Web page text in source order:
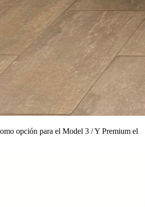
opción para el Model 3 / Y Premium el